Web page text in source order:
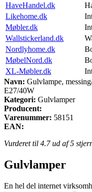
HaveHandel.dk
Likehome.dk
Møbler.dk
Wallstickerland.dk
Nordlyhome.dk
MøbelNord.dk
XL-Møbler.dk
Navn: Gulvlampe,
E27/40W
Kategori: Gulvlamper
Producent:
Varenummer: 58151
EAN:
Vurderet til 4.7ud af 5
Gulvlamper
En hel del internet